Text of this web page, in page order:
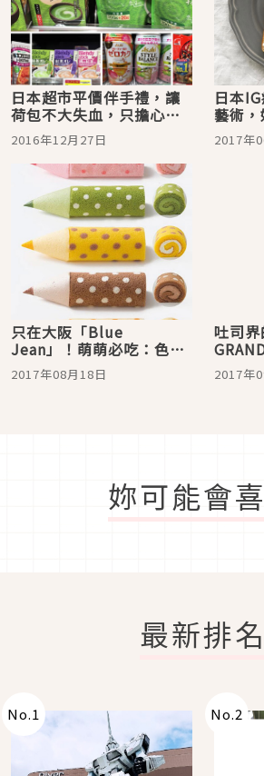
日本超市平價伴手禮，讓
荷包不大失血，只擔心行
李過重！
2016年12月27日
日本
藝術
樣吐
2017年
只在大阪「Blue
Jean」！萌萌必吃：色鉛
筆蛋糕捲、貓咪吐司、貓
掌達克瓦茲
2017年08月18日
吐司
嘗嘗
2017年
妳可能會
最新排名
No.1 No.2